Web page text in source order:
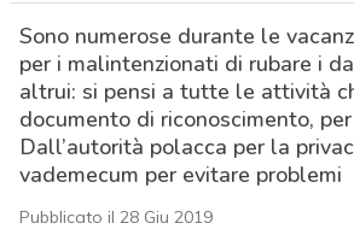
Sono numerose durante le
per i malintenzionati di rubare i
altrui: si pensi a tutte le attività
documento di riconoscimento,
Dall’autorità polacca per la
vademecum per evitare problemi
Pubblicato il 28 Giu 2019